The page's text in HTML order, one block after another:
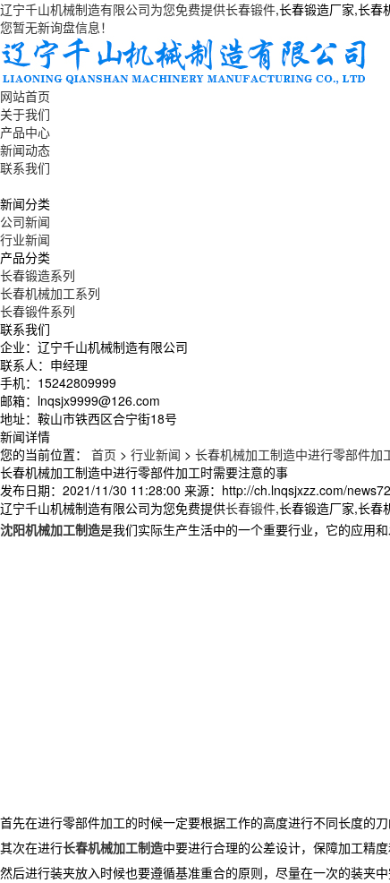
辽宁千山机械制造有限公司为您免费提供长春锻件,长春锻造厂家,长春
您暂无新询盘信息！
网站首页
关于我们
产品中心
新闻动态
联系我们
新闻分类
公司新闻
行业新闻
产品分类
长春锻造系列
长春机械加工系列
长春锻件系列
联系我们
企业：辽宁千山机械制造有限公司
联系人：申经理
手机：15242809999
邮箱：lnqsjx9999@126.com
地址：鞍山市铁西区合宁街18号
新闻详情
您的当前位置： 首页 > 行业新闻 > 长春机械加工制造中进行零部件加
长春机械加工制造中进行零部件加工时需要注意的事
发布日期： 2021/11/30 11:28:00 来源： http://ch.lnqsjxzz.com/
辽宁千山机械制造有限公司为您免费提供长春锻件,长春锻造厂家,长春
沈阳机械加工制造是我们实际生产生活中的一个重要行业，它的应用
首先在进行零部件加工的时候一定要根据工作的高度进行不同长度的
其次在进行长春机械加工制造中要进行合理的公差设计，保障加工精
然后进行装夹放入时候也要遵循基准重合的原则，尽量在一次的装夹